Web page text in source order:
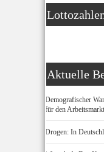
Aktuelle
Demografischer
für den
Drogen: In